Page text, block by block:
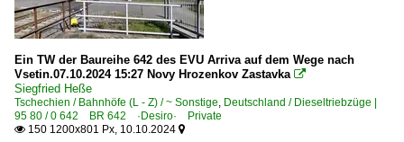
Stellwerke
Tunnel
Wasserhäuser
Wassertürme und -kräne
Dampfloks
Ein TW der Baureihe 642 des EVU Arriva auf dem Wege nach
Vsetin.07.10.2024 15:27 Novy Hrozenkov Zastavka 
Siegfried Heße
Tschechien / Bahnhöfe (L - Z) / ~ Sonstige, Deutschland / Dieseltriebzüge |
95 80 / 0 642 BR 642 ·Desiro· Private
 150 1200x801 Px, 10.10.2024 